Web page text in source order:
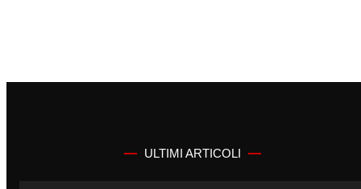
ULTIMI ARTICOLI